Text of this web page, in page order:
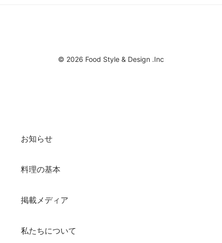
© 2026 Food Style & Design .Inc
お知らせ
料理の基本
掲載メディア
私たちについて